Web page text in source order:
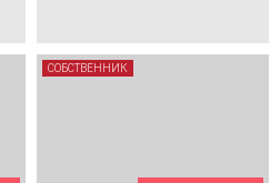
СОБСТВЕННИК